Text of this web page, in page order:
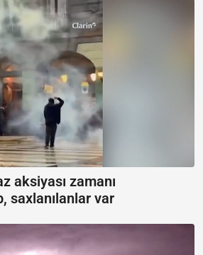
aksiyası zamanı
saxlanılanlar var